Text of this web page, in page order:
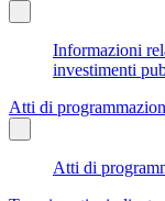
Informazioni
investimenti
Atti di
Atti di